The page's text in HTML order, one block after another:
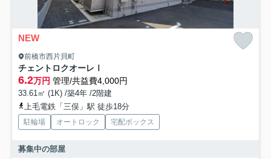
NEW
前橋市西片貝町
チェントロクオーレⅠ
6.2万円 管理/共益費4,000円
33.61㎡ (1K) /築4年 /2階建
上毛電鉄「三俣」駅 徒歩18分
駐輪場 オートロック 宅配ボックス
募集中の部屋